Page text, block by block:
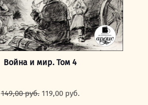
Война и мир. Том 4
149,00руб. Первоначальная
119,00 руб.